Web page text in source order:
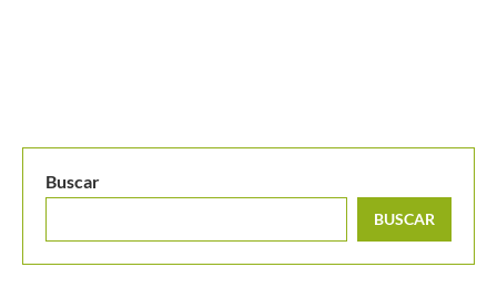
Buscar
BUSCAR